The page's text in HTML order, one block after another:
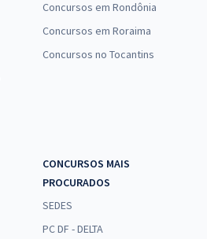
Concursos em Rondônia
Concursos em Roraima
Concursos no Tocantins
CONCURSOS MAIS
PROCURADOS
SEDES
PC DF - DELTA